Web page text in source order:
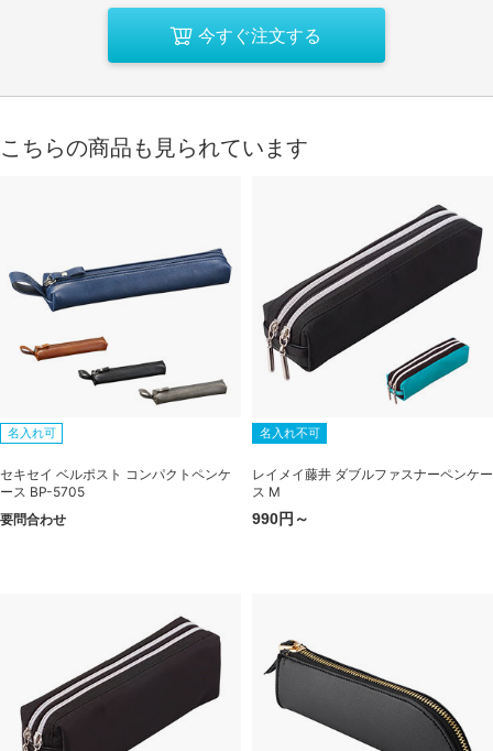
今すぐ注文する
こちらの商品も見られています
名入れ可
セキセイ ベルポスト コンパクトペンケ
ース BP-5705
要問合わせ
名入れ不可
レイメイ藤井 ダブルファスナーペンケー
ス M
990円～